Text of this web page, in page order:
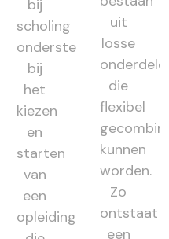
bij
scholing
ondersteunt
bij
het
kiezen
en
starten
van
een
opleiding
uit
losse
die
flexibel
kunnen
worden.
Zo
ontstaat
een